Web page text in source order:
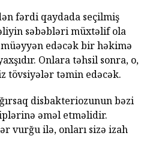
fərdi qaydada seçilmiş
səbəbləri müxtəlif ola
edəcək bir həkimə
Onlara təhsil sonra, o,
tövsiyələr təmin edəcək.
disbakteriozunun bəzi
əməl etməlidir.
vurğu ilə, onları sizə izah